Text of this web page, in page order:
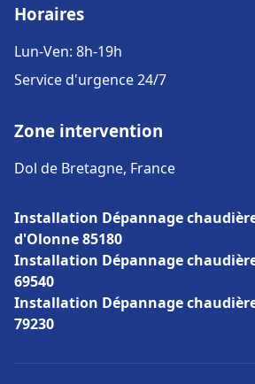
Horaires
Lun-Ven: 8h-19h
Service d'urgence 24/7
Zone intervention
Dol de Bretagne, France
Installation Dépannage
d'Olonne 85180
Installation Dépannage
69540
Installation Dépannage
79230